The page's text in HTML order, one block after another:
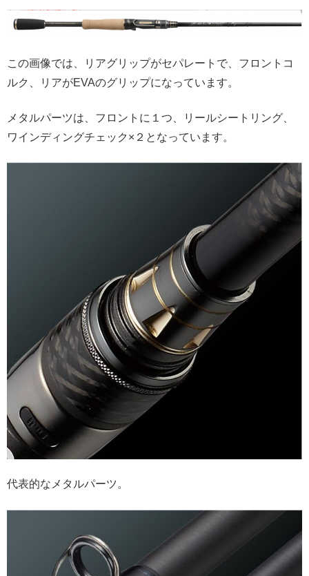
この画像では、リアグリップがセパレートで、フロントコ
ルク、リアがEVAのグリップになっています。
メタルパーツは、フロントに１つ、リールシートリング、
ワインディングチェック×２となっています。
代表的なメタルパーツ。